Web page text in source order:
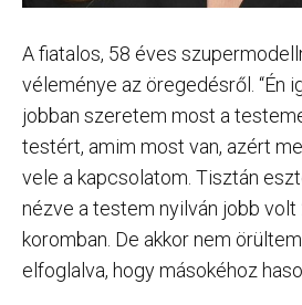
A fiatalos, 58 éves
véleménye az öregedésről. “Én
jobban szeretem most a
testért, amim most van, azért
vele a kapcsolatom. Tisztán
nézve a testem nyilván jobb volt
koromban. De akkor nem
elfoglalva, hogy másokéhoz